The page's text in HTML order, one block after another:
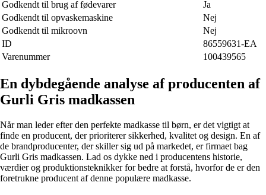
Godkendt til brug af fødevarer
Ja
Godkendt til opvaskemaskine
Nej
Godkendt til mikroovn
Nej
ID
86559631-EA
Varenummer
100439565
En dybdegående analyse af producenten af
Gurli Gris madkassen
Når man leder efter den perfekte madkasse til børn, er det vigtigt at
finde en producent, der prioriterer sikkerhed, kvalitet og design. En af
de brandproducenter, der skiller sig ud på markedet, er firmaet bag
Gurli Gris madkassen. Lad os dykke ned i producentens historie,
værdier og produktionsteknikker for bedre at forstå, hvorfor de er den
foretrukne producent af denne populære madkasse.